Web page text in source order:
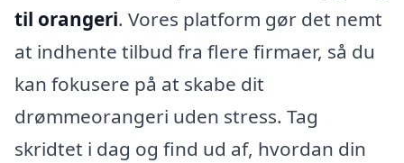
til orangeri. Vores platform gør det nemt
at indhente tilbud fra flere firmaer, så du
kan fokusere på at skabe dit
drømmeorangeri uden stress. Tag
skridtet i dag og find ud af, hvordan din